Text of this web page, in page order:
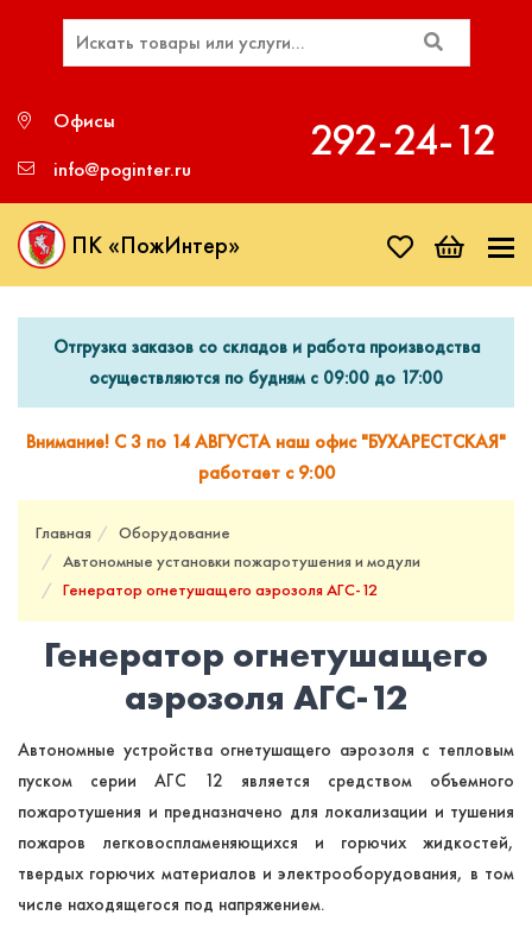
Офисы
info@poginter.ru
292‑24‑12
ПК «ПожИнтер»
Отгрузка заказов со складов и работа производства
осуществляются по будням с 09:00 до 17:00
Внимание! С 3 по 14 АВГУСТА наш офис "БУХАРЕСТСКАЯ"
работает с 9:00
Главная
Оборудование
Автономные установки пожаротушения и модули
Генератор огнетушащего аэрозоля АГС-12
Генератор огнетушащего
аэрозоля АГС-12
Автономные устройства огнетушащего аэрозоля c тепловым
пуском серии АГС 12 является средством объемного
пожаротушения и предназначено для локализации и тушения
пожаров легковоспламеняющихся и горючих жидкостей,
твердых горючих материалов и электрооборудования, в том
числе находящегося под напряжением.